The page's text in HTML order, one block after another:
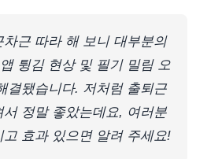
차근 따라 해 보니 대부분의
튕김 현상 및 필기 밀림 오
결됐습니다. 저처럼 출퇴근
서 정말 좋았는데요, 여러분
고 효과 있으면 알려 주세요!